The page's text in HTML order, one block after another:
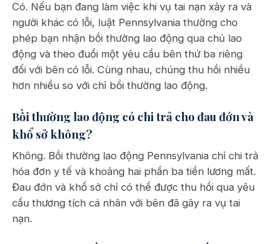
Có. Nếu bạn đang làm việc khi vụ tai nạn xảy ra và
người khác có lỗi, luật Pennsylvania thường cho
phép bạn nhận bồi thường lao động qua chủ lao
động và theo đuổi một yêu cầu bên thứ ba riêng
đối với bên có lỗi. Cùng nhau, chúng thu hồi nhiều
hơn nhiều so với chỉ bồi thường lao động.
Bồi thường lao động có chi trả cho đau đớn và
khổ sở không?
Không. Bồi thường lao động Pennsylvania chỉ chi trả
hóa đơn y tế và khoảng hai phần ba tiền lương mất.
Đau đớn và khổ sở chỉ có thể được thu hồi qua yêu
cầu thương tích cá nhân với bên đã gây ra vụ tai
nạn.